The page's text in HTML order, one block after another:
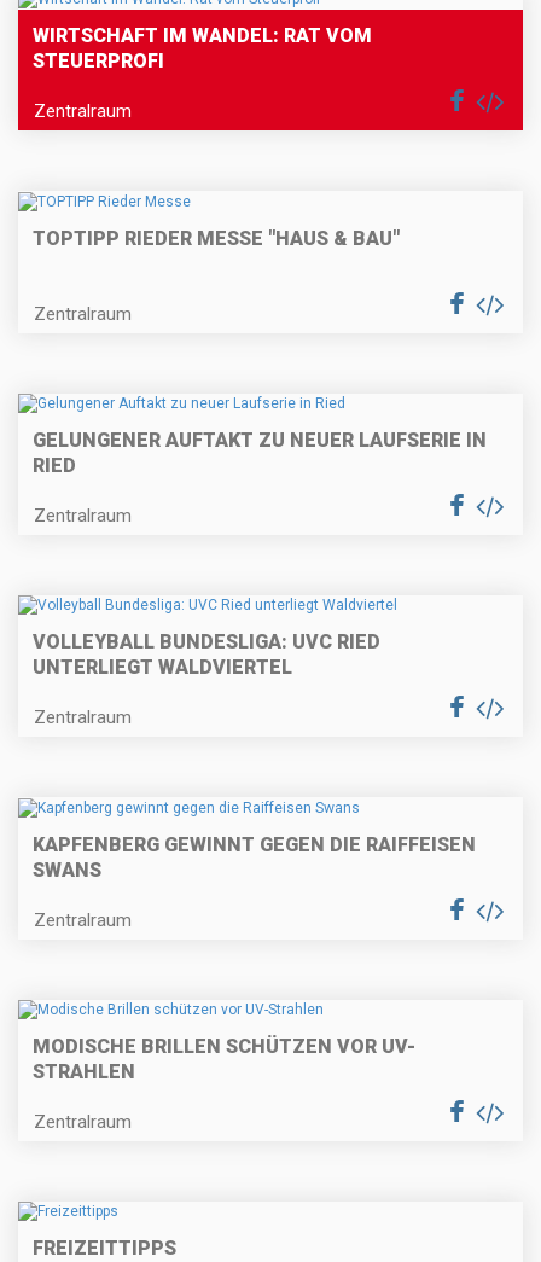
WIRTSCHAFT IM WANDEL: RAT VOM
STEUERPROFI
Zentralraum
TOPTIPP RIEDER MESSE "HAUS & BAU"
Zentralraum
GELUNGENER AUFTAKT ZU NEUER LAUFSERIE IN
RIED
Zentralraum
VOLLEYBALL BUNDESLIGA: UVC RIED
UNTERLIEGT WALDVIERTEL
Zentralraum
KAPFENBERG GEWINNT GEGEN DIE RAIFFEISEN
SWANS
Zentralraum
MODISCHE BRILLEN SCHÜTZEN VOR UV-
STRAHLEN
Zentralraum
FREIZEITTIPPS